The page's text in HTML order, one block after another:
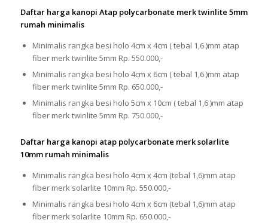
Daftar harga kanopi Atap polycarbonate merk twinlite 5mm
rumah minimalis
Minimalis rangka besi holo 4cm x 4cm ( tebal 1,6 )mm atap
fiber merk twinlite 5mm Rp. 550.000,-
Minimalis rangka besi holo 4cm x 6cm ( tebal 1,6 )mm atap
fiber merk twinlite 5mm Rp. 650.000,-
Minimalis rangka besi holo 5cm x 10cm ( tebal 1,6 )mm atap
fiber merk twinlite 5mm Rp. 750.000,-
Daftar harga kanopi atap polycarbonate merk solarlite
10mm rumah minimalis
Minimalis rangka besi holo 4cm x 4cm (tebal 1,6)mm atap
fiber merk solarlite 10mm Rp. 550.000,-
Minimalis rangka besi holo 4cm x 6cm (tebal 1,6)mm atap
fiber merk solarlite 10mm Rp. 650.000,-